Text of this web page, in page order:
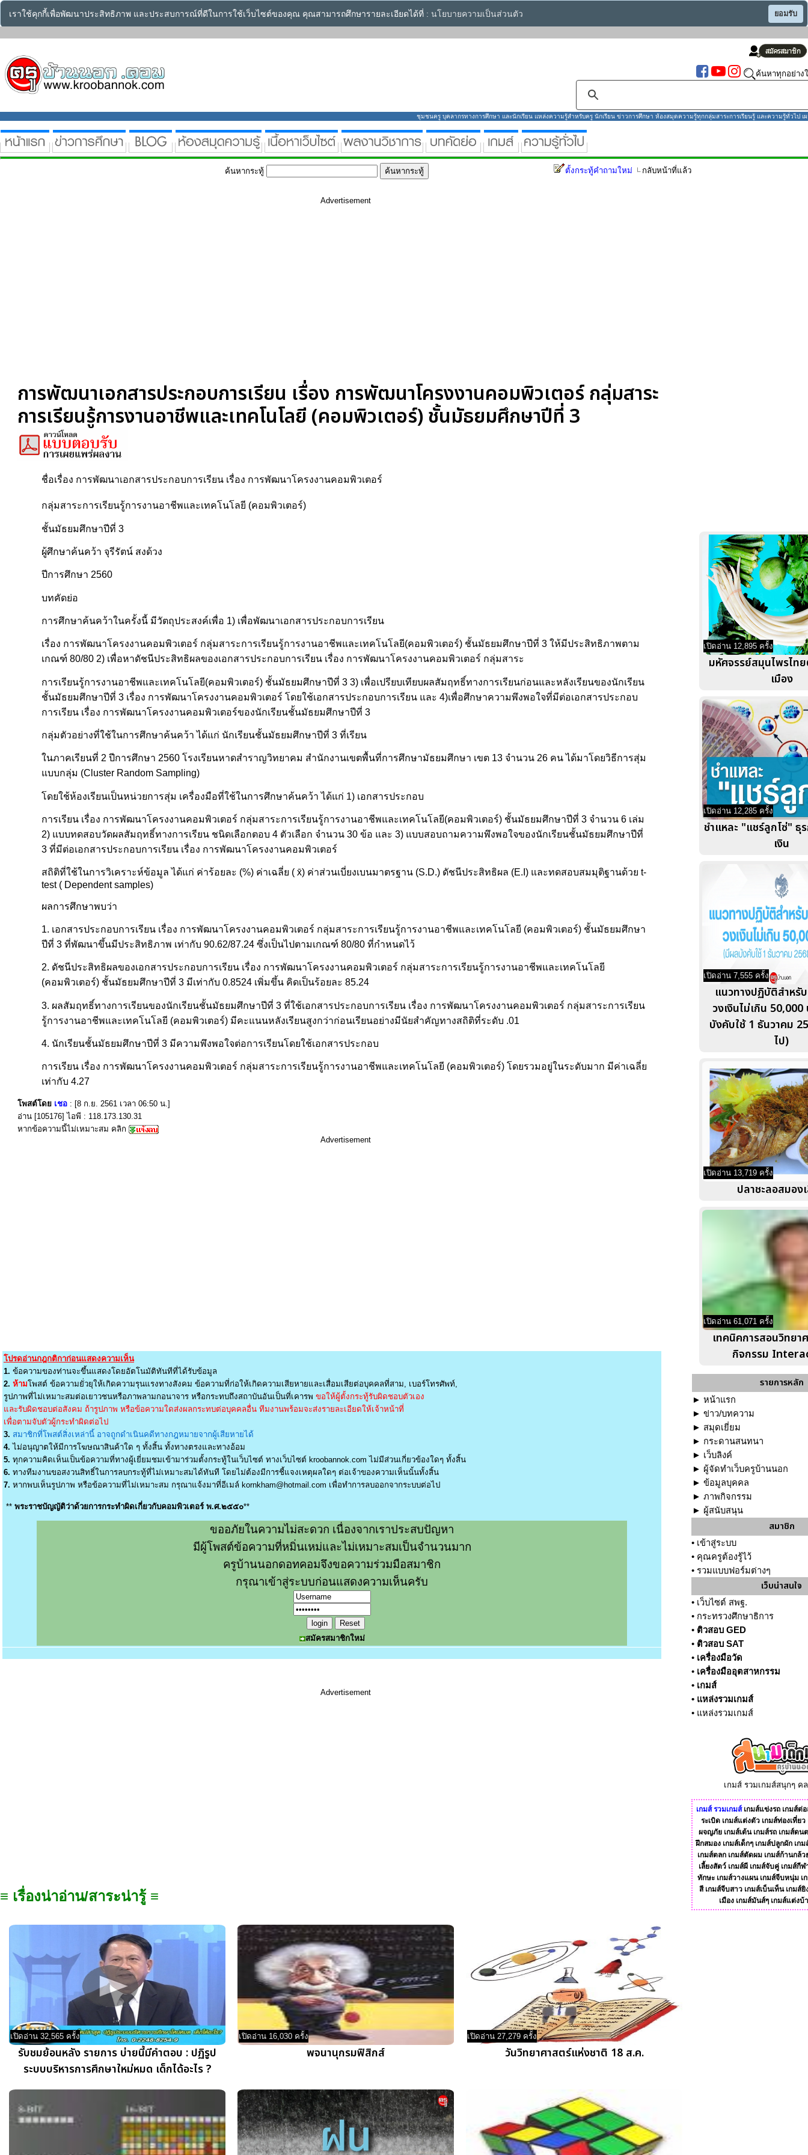
เราใช้คุกกี้เพื่อพัฒนาประสิทธิภาพ และประสบการณ์ที่ดีในการใช้เว็บไซต์ของคุณ คุณสามารถศึกษารายละเอียดได้ที่ : นโยบายความเป็นส่วนตัว ยอมรับ
ค้นหาทุกอย่าง
ชุมชนครู บุคลากรทางการศึกษา และนักเรียน แหล่งความรู้สำหรับครู นักเรียน ข่าวการศึกษา ห้องสมุดความรู้ทุกกลุ่มสาระการเรียนรู้ และความรู้ทั่วไป เ
ค้นหากระทู้ ตั้งกระทู้คำถามใหม่ กลับหน้าที่แล้ว
Advertisement
การพัฒนาเอกสารประกอบการเรียน เรื่อง การพัฒนาโครงงานคอมพิวเตอร์ กลุ่มสาระ
การเรียนรู้การงานอาชีพและเทคโนโลยี (คอมพิวเตอร์) ชั้นมัธยมศึกษาปีที่ 3
ชื่อเรื่อง การพัฒนาเอกสารประกอบการเรียน เรื่อง การพัฒนาโครงงานคอมพิวเตอร์
กลุ่มสาระการเรียนรู้การงานอาชีพและเทคโนโลยี (คอมพิวเตอร์)
ชั้นมัธยมศึกษาปีที่ 3
ผู้ศึกษาค้นคว้า จุรีรัตน์ สงด้วง
ปีการศึกษา 2560
บทคัดย่อ
การศึกษาค้นคว้าในครั้งนี้ มีวัตถุประสงค์เพื่อ 1) เพื่อพัฒนาเอกสารประกอบการเรียน
เรื่อง การพัฒนาโครงงานคอมพิวเตอร์ กลุ่มสาระการเรียนรู้การงานอาชีพและเทคโนโลยี(คอมพิวเตอร์) ชั้นมัธยมศึกษาปีที่ 3 ให้มีประสิทธิภาพตาม
เกณฑ์ 80/80 2) เพื่อหาดัชนีประสิทธิผลของเอกสารประกอบการเรียน เรื่อง การพัฒนาโครงงานคอมพิวเตอร์ กลุ่มสาระ
การเรียนรู้การงานอาชีพและเทคโนโลยี(คอมพิวเตอร์) ชั้นมัธยมศึกษาปีที่ 3 3) เพื่อเปรียบเทียบผลสัมฤทธิ์ทางการเรียนก่อนและหลังเรียนของนักเรียน
ชั้นมัธยมศึกษาปีที่ 3 เรื่อง การพัฒนาโครงงานคอมพิวเตอร์ โดยใช้เอกสารประกอบการเรียน และ 4)เพื่อศึกษาความพึงพอใจที่มีต่อเอกสารประกอบ
การเรียน เรื่อง การพัฒนาโครงงานคอมพิวเตอร์ของนักเรียนชั้นมัธยมศึกษาปีที่ 3
กลุ่มตัวอย่างที่ใช้ในการศึกษาค้นคว้า ได้แก่ นักเรียนชั้นมัธยมศึกษาปีที่ 3 ที่เรียน
ในภาคเรียนที่ 2 ปีการศึกษา 2560 โรงเรียนหาดสำราญวิทยาคม สำนักงานเขตพื้นที่การศึกษามัธยมศึกษา เขต 13 จำนวน 26 คน ได้มาโดยวิธีการสุ่ม
แบบกลุ่ม (Cluster Random Sampling)
โดยใช้ห้องเรียนเป็นหน่วยการสุ่ม เครื่องมือที่ใช้ในการศึกษาค้นคว้า ได้แก่ 1) เอกสารประกอบ
การเรียน เรื่อง การพัฒนาโครงงานคอมพิวเตอร์ กลุ่มสาระการเรียนรู้การงานอาชีพและเทคโนโลยี(คอมพิวเตอร์) ชั้นมัธยมศึกษาปีที่ 3 จำนวน 6 เล่ม
2) แบบทดสอบวัดผลสัมฤทธิ์ทางการเรียน ชนิดเลือกตอบ 4 ตัวเลือก จำนวน 30 ข้อ และ 3) แบบสอบถามความพึงพอใจของนักเรียนชั้นมัธยมศึกษาปีที่
3 ที่มีต่อเอกสารประกอบการเรียน เรื่อง การพัฒนาโครงงานคอมพิวเตอร์
สถิติที่ใช้ในการวิเคราะห์ข้อมูล ได้แก่ ค่าร้อยละ (%) ค่าเฉลี่ย ( x̄) ค่าส่วนเบี่ยงเบนมาตรฐาน (S.D.) ดัชนีประสิทธิผล (E.I) และทดสอบสมมุติฐานด้วย t-
test ( Dependent samples)
ผลการศึกษาพบว่า
1. เอกสารประกอบการเรียน เรื่อง การพัฒนาโครงงานคอมพิวเตอร์ กลุ่มสาระการเรียนรู้การงานอาชีพและเทคโนโลยี (คอมพิวเตอร์) ชั้นมัธยมศึกษา
ปีที่ 3 ที่พัฒนาขึ้นมีประสิทธิภาพ เท่ากับ 90.62/87.24 ซึ่งเป็นไปตามเกณฑ์ 80/80 ที่กำหนดไว้
2. ดัชนีประสิทธิผลของเอกสารประกอบการเรียน เรื่อง การพัฒนาโครงงานคอมพิวเตอร์ กลุ่มสาระการเรียนรู้การงานอาชีพและเทคโนโลยี
(คอมพิวเตอร์) ชั้นมัธยมศึกษาปีที่ 3 มีเท่ากับ 0.8524 เพิ่มขึ้น คิดเป็นร้อยละ 85.24
3. ผลสัมฤทธิ์ทางการเรียนของนักเรียนชั้นมัธยมศึกษาปีที่ 3 ที่ใช้เอกสารประกอบการเรียน เรื่อง การพัฒนาโครงงานคอมพิวเตอร์ กลุ่มสาระการเรียน
รู้การงานอาชีพและเทคโนโลยี (คอมพิวเตอร์) มีคะแนนหลังเรียนสูงกว่าก่อนเรียนอย่างมีนัยสำคัญทางสถิติที่ระดับ .01
4. นักเรียนชั้นมัธยมศึกษาปีที่ 3 มีความพึงพอใจต่อการเรียนโดยใช้เอกสารประกอบ
การเรียน เรื่อง การพัฒนาโครงงานคอมพิวเตอร์ กลุ่มสาระการเรียนรู้การงานอาชีพและเทคโนโลยี (คอมพิวเตอร์) โดยรวมอยู่ในระดับมาก มีค่าเฉลี่ย
เท่ากับ 4.27
โพสต์โดย เชอ : [8 ก.ย. 2561 เวลา 06:50 น.]
อ่าน [105176] ไอพี : 118.173.130.31
หากข้อความนี้ไม่เหมาะสม คลิก
Advertisement
โปรดอ่านกฎกติกาก่อนแสดงความเห็น
1. ข้อความของท่านจะขึ้นแสดงโดยอัตโนมัติทันทีที่ได้รับข้อมูล
2. ห้ามโพสต์ ข้อความยั่วยุให้เกิดความรุนแรงทางสังคม ข้อความที่ก่อให้เกิดความเสียหายและเสื่อมเสียต่อบุคคลที่สาม, เบอร์โทรศัพท์,
รูปภาพที่ไม่เหมาะสมต่อเยาวชนหรือภาพลามกอนาจาร หรือกระทบถึงสถาบันอันเป็นที่เคารพ ขอให้ผู้ตั้งกระทู้รับผิดชอบตัวเอง
และรับผิดชอบต่อสังคม ถ้ารูปภาพ หรือข้อความใดส่งผลกระทบต่อบุคคลอื่น ทีมงานพร้อมจะส่งรายละเอียดให้เจ้าหน้าที่
เพื่อตามจับตัวผู้กระทำผิดต่อไป
3. สมาชิกที่โพสต์สิ่งเหล่านี้ อาจถูกดำเนินคดีทางกฎหมายจากผู้เสียหายได้
4. ไม่อนุญาตให้มีการโฆษณาสินค้าใด ๆ ทั้งสิ้น ทั้งทางตรงและทางอ้อม
5. ทุกความคิดเห็นเป็นข้อความที่ทางผู้เยี่ยมชมเข้ามาร่วมตั้งกระทู้ในเว็บไซต์ ทางเว็บไซต์ kroobannok.com ไม่มีส่วนเกี่ยวข้องใดๆ ทั้งสิ้น
6. ทางทีมงานขอสงวนสิทธิ์ในการลบกระทู้ที่ไม่เหมาะสมได้ทันที โดยไม่ต้องมีการชี้แจงเหตุผลใดๆ ต่อเจ้าของความเห็นนั้นทั้งสิ้น
7. หากพบเห็นรูปภาพ หรือข้อความที่ไม่เหมาะสม กรุณาแจ้งมาที่อีเมล์ kornkham@hotmail.com เพื่อทำการลบออกจากระบบต่อไป
** พระราชบัญญัติว่าด้วยการกระทำผิดเกี่ยวกับคอมพิวเตอร์ พ.ศ.๒๕๕๐**
ขออภัยในความไม่สะดวก เนื่องจากเราประสบปัญหา
มีผู้โพสต์ข้อความที่หมิ่นเหม่และไม่เหมาะสมเป็นจำนวนมาก
ครูบ้านนอกดอทคอมจึงขอความร่วมมือสมาชิก
กรุณาเข้าสู่ระบบก่อนแสดงความเห็นครับ
สมัครสมาชิกใหม่
Advertisement
≡ เรื่องน่าอ่าน/สาระน่ารู้ ≡
เปิดอ่าน 32,565 ครั้ง
รับชมย้อนหลัง รายการ บ่ายนี้มีคำตอบ : ปฏิรูป
ระบบบริหารการศึกษาใหม่หมด เด็กได้อะไร ?
เปิดอ่าน 16,030 ครั้ง
พจนานุกรมฟิสิกส์
เปิดอ่าน 27,279 ครั้ง
วันวิทยาศาสตร์แห่งชาติ 18 ส.ค.
เปิดอ่าน 12,895 ครั้ง
มหัศจรรย์สมุนไพรไท
เมือง
เปิดอ่าน 12,285 ครั้ง
ชำแหละ "แชร์ลูกโซ่" ธุ
เงิน
เปิดอ่าน 7,555 ครั้ง
แนวทางปฏิบัติสำหรั
วงเงินไม่เกิน
บังคับใช้ 1 ธันวาคม
ไป)
เปิดอ่าน 13,719 ครั้ง
ปลาชะลอสมอง
เปิดอ่าน 61,071 ครั้ง
เทคนิคการสอนวิทยา
กิจกรรม
รายการหลัก
► หน้าแรก
► ข่าว/บทความ
► สมุดเยี่ยม
► กระดานสนทนา
► เว็บลิงค์
► ผู้จัดทำเว็บครูบ้านนอก
► ข้อมูลบุคคล
► ภาพกิจกรรม
► ผู้สนับสนุน
สมาชิก
• เข้าสู่ระบบ
• คุณครูต้องรู้ไว้
• รวมแบบฟอร์มต่างๆ
เว็บน่าสนใจ
• เว็บไซต์ สพฐ.
• กระทรวงศึกษาธิการ
• ติวสอบ GED
• ติวสอบ SAT
• เครื่องมือวัด
• เครื่องมืออุตสาหกรรม
• เกมส์
• แหล่งรวมเกมส์
• แหล่งรวมเกมส์
เกมส์ รวมเกมส์สนุกๆ ค
เกมส์ รวมเกมส์ เกมส์แข่งรถ เกมส์ต่อ
ระเบิด เกมส์แต่งตัว เกมส์ท่องเที่ยว
ผจญภัย เกมส์เต้น เกมส์รถ เกมส์ดน
ฝึกสมอง เกมส์เด็กๆ เกมส์ปลูกผัก เก
เกมส์ตลก เกมส์ตัดผม เกมส์ก้านกล้ว
เลี้ยงสัตว์ เกมส์ผี เกมส์จับคู่ เกมส์กีฬ
ทักษะ เกมส์วางแผน เกมส์จีบหนุ่ม เ
สี เกมส์จีบสาว เกมส์เบ็นเท็น เกมส์ยิ
เมือง เกมส์มันส์ๆ เกมส์แต่งบ้